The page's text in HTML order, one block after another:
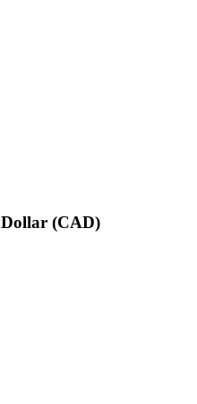
Dollar (CAD)